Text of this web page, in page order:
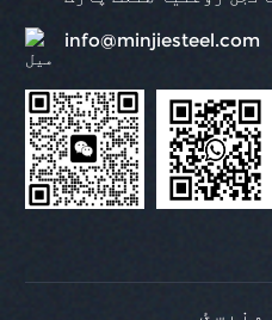
info@minjiesteel.com
ونیسئ